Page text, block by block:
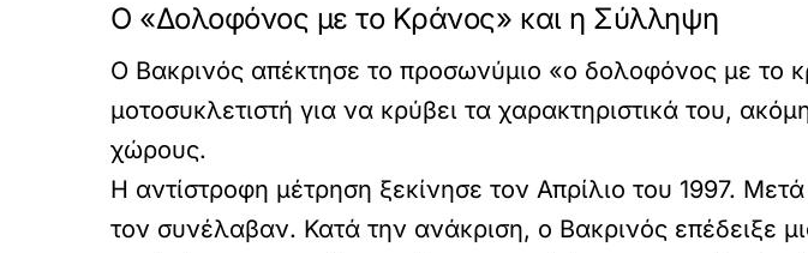
Ο «Δολοφόνος με το Κράνος» και η Σύλληψη
Ο Βακρινός απέκτησε το προσωνύμιο «ο δολοφόνος με το
μοτοσυκλετιστή για να κρύβει τα χαρακτηριστικά του,
χώρους.
Η αντίστροφη μέτρηση ξεκίνησε τον Απρίλιο του 1997.
τον συνέλαβαν. Κατά την ανάκριση, ο Βακρινός επέδειξε